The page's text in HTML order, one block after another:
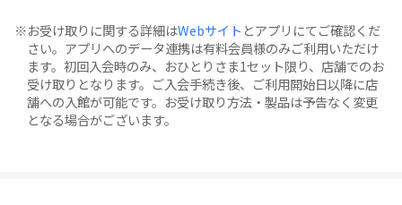
お受け取りに関する詳細はWebサイト とアプリにてご確認くだ
さい。アプリへのデータ連携は有料会員様のみご利用いただけ
ます。初回入会時のみ、おひとりさま1セット限り、店舗でのお
受け取りとなります。ご入会手続き後、ご利用開始日以降に店
舗への入館が可能です。お受け取り方法・製品は予告なく変更
となる場合がございます。